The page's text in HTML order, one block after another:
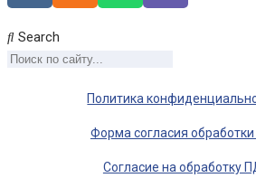
Search
Политика
Форма согласия
Согласие на обработку